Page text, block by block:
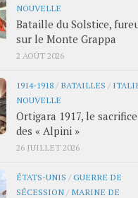
NOUVELLE
Bataille du Solstice,
sur le Monte Grappa
2 AOÛT 2026
1914-1918 / BATAILLES /
NOUVELLE
Ortigara 1917, le sacrifice
des « Alpini »
26 JUILLET 2026
ÉTATS-UNIS /GUERRE DE
SÉCESSION / MARINE DE